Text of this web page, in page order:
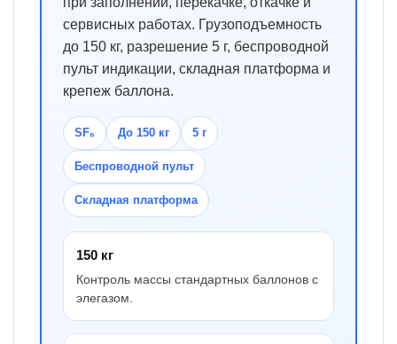
сервисных работах. Грузоподъемность
до 150 кг, разрешение 5 г, беспроводной
пульт индикации, складная платформа и
крепеж баллона.
SF₆ До 150 кг 5 г
Беспроводной пульт
Складная платформа
150 кг
Контроль массы стандартных баллонов с
элегазом.